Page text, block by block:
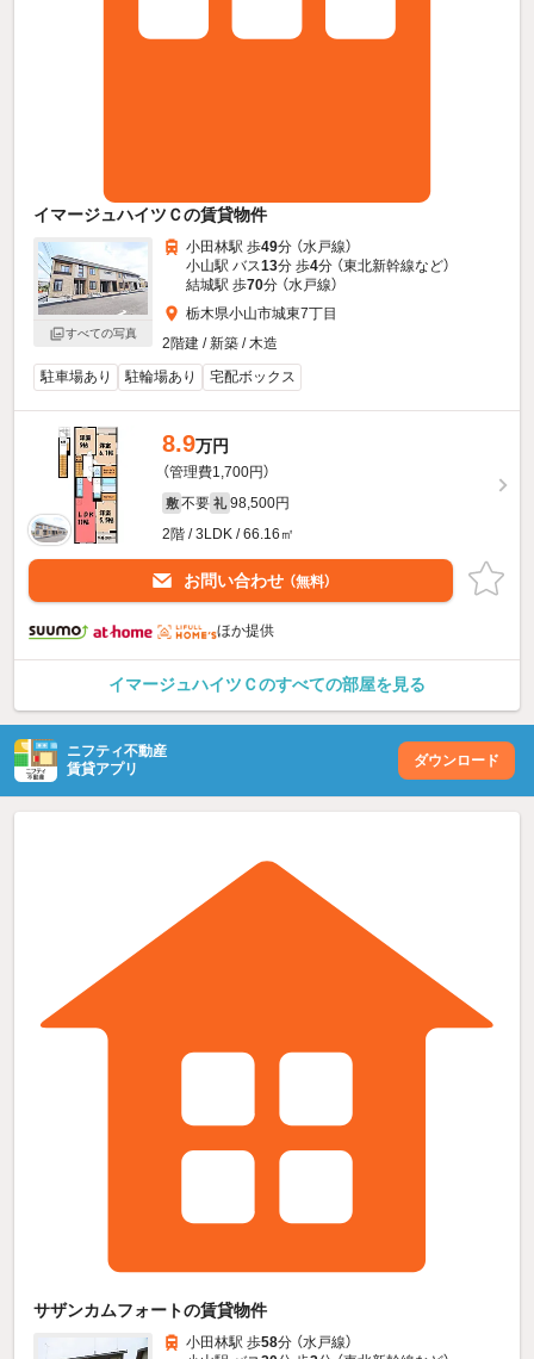
イマージュハイツＣの賃貸物件
すべての写真
小田林駅 歩49分 （水戸線）
小山駅 バス13分 歩4分 （東北新幹線など）
結城駅 歩70分 （水戸線）
栃木県小山市城東7丁目
2階建 / 新築 / 木造
駐車場あり
駐輪場あり 宅配ボックス
8.9万円
（管理費1,700円）
敷 不要 礼 98,500円
2階 / 3LDK / 66.16㎡
お問い合わせ （無料）
ほか提供
イマージュハイツＣのすべての部屋を見る
ニフティ不動産
賃貸アプリ
ダウンロード
サザンカムフォートの賃貸物件
小田林駅 歩58分 （水戸線）